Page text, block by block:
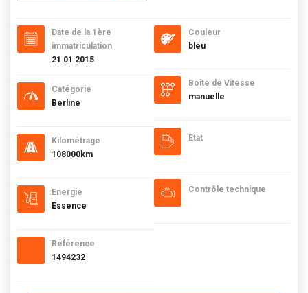
Date de la 1ère
immatriculation
21 01 2015
Catégorie
Berline
Kilométrage
108000km
Energie
Essence
Référence
1494232
Couleur
bleu
Boite de Vitesse
manuelle
Etat
Contrôle technique